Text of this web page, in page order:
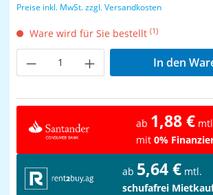
Preise inkl. MwSt. zzgl. Versandkosten
Ware wird für Sie bestellt (1)
Produkt Anzahl: Gib den
In den
ab 1,88 €
mit 0%
ab 5,64 € mtl.
schufafrei